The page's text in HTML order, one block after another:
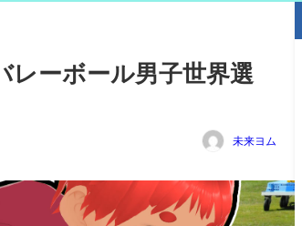
レーボール男子世界選
未来ヨム